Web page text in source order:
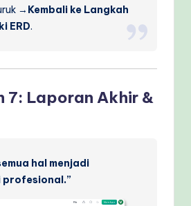
→ Kembali ke Langkah
ERD.
7: Laporan Akhir &
hal menjadi
profesional.”